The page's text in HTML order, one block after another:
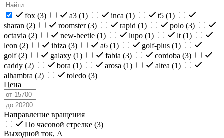
fox (3) a3 (1) inca (1) t5 (1)
sharan (2) roomster (3) rapid (1) polo (3)
octavia (2) new-beetle (1) lupo (1) lt (1)
leon (2) ibiza (3) a6 (1) golf-plus (1)
golf (2) galaxy (1) fabia (3) cordoba (3)
caddy (2) bora (1) arosa (1) altea (1)
alhambra (2) toledo (3)
Цена
Направление вращения
По часовой стрелке (3)
Выходной ток, А